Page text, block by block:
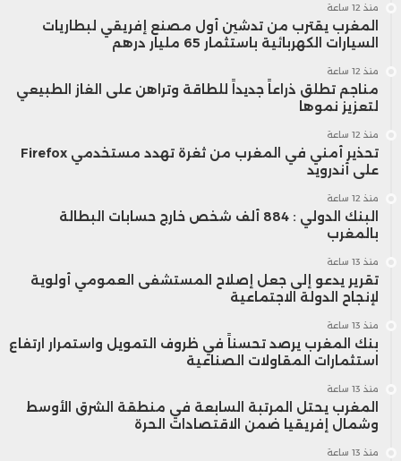
منذ 12 ساعة
المغرب يقترب من تدشين أول مصنع إفريقي لبطاريات
السيارات الكهربائية باستثمار 65 مليار درهم
منذ 12 ساعة
مناجم تطلق ذراعاً جديداً للطاقة وتراهن على الغاز الطبيعي
لتعزيز نموها
منذ 12 ساعة
تحذير أمني في المغرب من ثغرة تهدد مستخدمي Firefox
على أندرويد
منذ 12 ساعة
البنك الدولي : 884 ألف شخص خارج حسابات البطالة
بالمغرب
منذ 13 ساعة
تقرير يدعو إلى جعل إصلاح المستشفى العمومي أولوية
لإنجاح الدولة الاجتماعية
منذ 13 ساعة
بنك المغرب يرصد تحسناً في ظروف التمويل واستمرار ارتفاع
استثمارات المقاولات الصناعية
منذ 13 ساعة
المغرب يحتل المرتبة السابعة في منطقة الشرق الأوسط
وشمال إفريقيا ضمن الاقتصادات الحرة
منذ 13 ساعة